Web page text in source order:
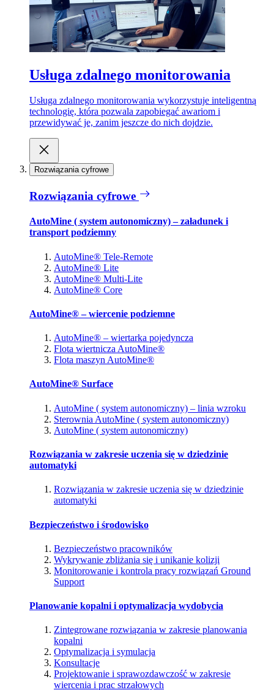
Usługa zdalnego monitorowania
Usługa zdalnego monitorowania wykorzystuje inteligentną
technologię, która pozwala zapobiegać awariom i
przewidywać je, zanim jeszcze do nich dojdzie.
Rozwiązania cyfrowe
Rozwiązania cyfrowe
AutoMine ( system autonomiczny) – załadunek i
transport podziemny
AutoMine® Tele-Remote
AutoMine® Lite
AutoMine® Multi-Lite
AutoMine® Core
AutoMine® – wiercenie podziemne
AutoMine® – wiertarka pojedyncza
Flota wiertnicza AutoMine®
Flota maszyn AutoMine®
AutoMine® Surface
AutoMine ( system autonomiczny) – linia wzroku
Sterownia AutoMine ( system autonomiczny)
AutoMine ( system autonomiczny)
Rozwiązania w zakresie uczenia się w dziedzinie
automatyki
Rozwiązania w zakresie uczenia się w dziedzinie
automatyki
Bezpieczeństwo i środowisko
Bezpieczeństwo pracowników
Wykrywanie zbliżania się i unikanie kolizji
Monitorowanie i kontrola pracy rozwiązań Ground
Support
Planowanie kopalni i optymalizacja wydobycia
Zintegrowane rozwiązania w zakresie planowania
kopalni
Optymalizacja i symulacja
Konsultacje
Projektowanie i sprawozdawczość w zakresie
wiercenia i prac strzałowych